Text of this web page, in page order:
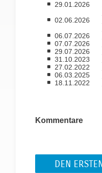
29.01.2026
02.06.2026
06.07.2026
07.07.2026
29.07.2026
31.10.2023
27.02.2022
06.03.2025
18.11.2022
Kommentare
DEN